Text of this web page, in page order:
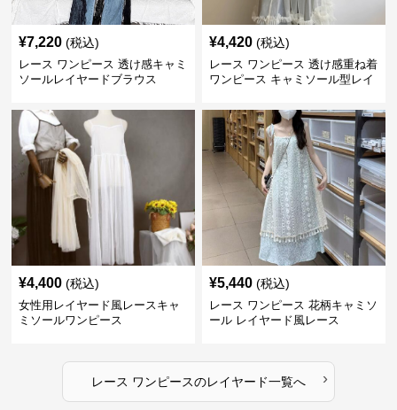
¥7,220 (税込)
レース ワンピース 透け感キャミ
ソールレイヤードブラウス
¥4,420 (税込)
レース ワンピース 透け感重ね着
ワンピース キャミソール型レイ
¥4,400 (税込)
女性用レイヤード風レースキャ
ミソールワンピース
¥5,440 (税込)
レース ワンピース 花柄キャミソ
ール レイヤード風レース
レース ワンピースのレイヤード一覧へ ›